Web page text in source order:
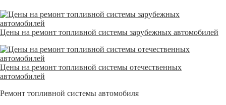
Цены на ремонт топливной системы зарубежных автомобилей
Цены на ремонт топливной системы отечественных
автомобилей
Ремонт топливной системы автомобиля